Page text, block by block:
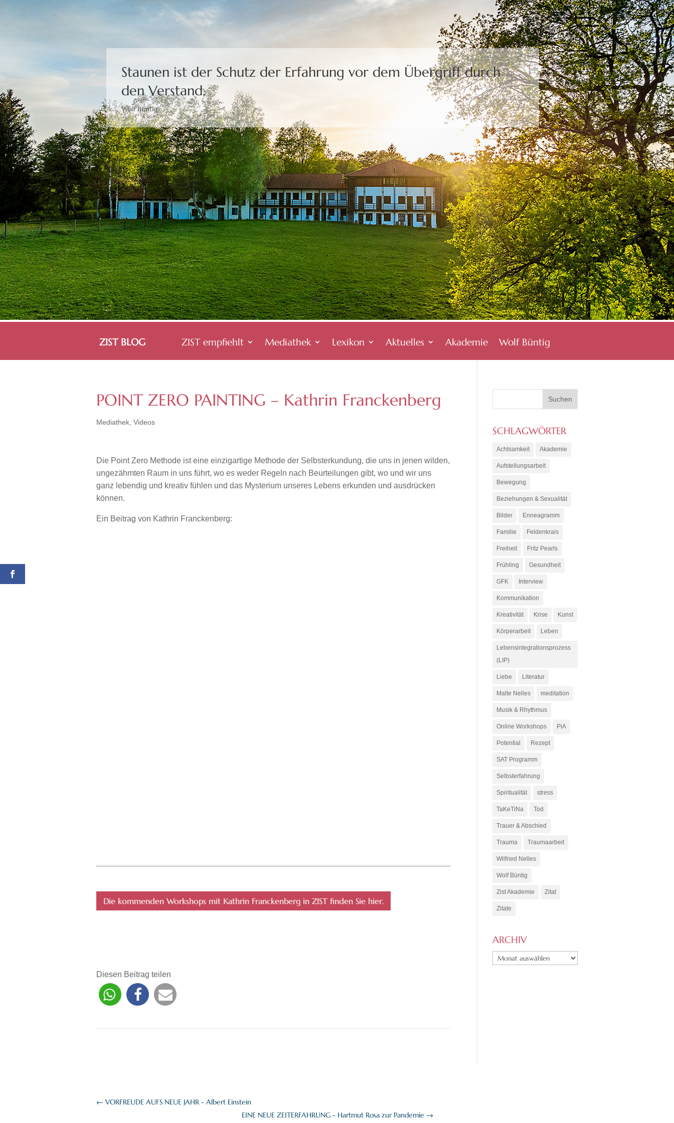
Staunen ist der Schutz der Erfahrung vor dem Übergriff durch
den Verstand.
Wolf Büntig
Bewusstheit gibt uns die Freiheit,eine Wahl zu treffen.
Moshé Feldenkrais
ZIST BLOG ZIST empfiehlt Mediathek Lexikon Aktuelles Akademie Wolf Büntig
POINT ZERO PAINTING – Kathrin Franckenberg
Mediathek Videos
Die Point Zero Methode ist eine einzigartige Methode der Selbsterkundung, die uns in jenen wilden,
ungezähmten Raum in uns führt, wo es weder Regeln nach Beurteilungen gibt, wo und wir uns
ganz lebendig und kreativ fühlen und das Mysterium unseres Lebens erkunden und ausdrücken
können.
Ein Beitrag von Kathrin Franckenberg:
Die kommenden Workshops mit Kathrin Franckenberg in ZIST finden Sie hier.
Diesen Beitrag teilen
SCHLAGWÖRTER
Achtsamkeit Akademie
Aufstellungsarbeit
Bewegung
Beziehungen & Sexualität
Bilder Enneagramm
Familie Feldenkrais
Freiheit Fritz Pearls
Frühling Gesundheit
GFK Interview
Kommunikation
Kreativität Krise Kunst
Körperarbeit Leben
Lebensintegrationsprozess
(LIP)
Liebe Literatur
Malte Nelles meditation
Musik & Rhythmus
Online Workshops PiA
Potential Rezept
SAT Programm
Selbsterfahrung
Spiritualität stress
TaKeTiNa Tod
Trauer & Abschied
Trauma Traumaarbeit
Wilfried Nelles
Wolf Büntig
Zist Akademie Zitat
Zitate
ARCHIV
ARCHIV
← VORFREUDE AUFS NEUE JAHR - Albert Einstein
EINE NEUE ZEITERFAHRUNG - Hartmut Rosa zur Pandemie →